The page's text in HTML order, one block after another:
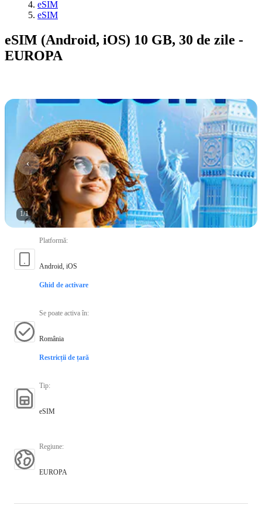
eSIM
eSIM
eSIM (Android, iOS) 10 GB, 30 de zile -
EUROPA
1/1
Platformă:
Android, iOS
Ghid de activare
Se poate activa în:
România
Restricții de țară
Tip:
eSIM
Regiune:
EUROPA